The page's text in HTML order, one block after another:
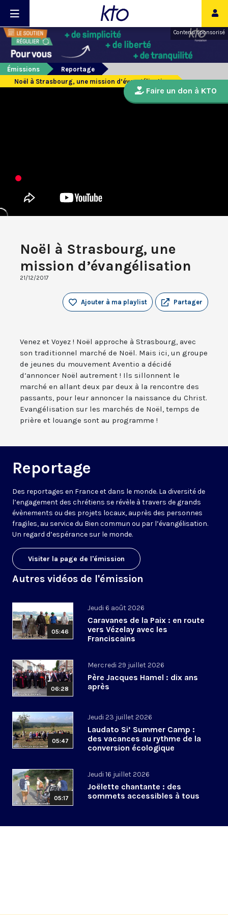
Contenu sponsorisé
Émissions
Reportage
Noël à Strasbourg, une mission d’évangélisation
Noël à Strasbourg, une
mission d’évangélisation
21/12/2017
Partager
Ajouter à ma playlist
Venez et Voyez ! Noël approche à Strasbourg, avec
son traditionnel marché de Noël. Mais ici, un groupe
de jeunes du mouvement Aventio a décidé
d’annoncer Noël autrement ! Ils sillonnent le
marché en allant deux par deux à la rencontre des
passants, pour leur annoncer la naissance du Christ.
Evangélisation sur les marchés de Noël, temps de
prière et louange sont au programme !
Reportage
Des reportages en France et dans le monde. La diversité de
l’engagement des chrétiens se révèle à travers de grands
évènements ou des projets locaux, auprès des personnes
fragiles, au service du Bien commun ou par l’évangélisation.
Un regard d’espérance sur le monde.
Visiter la page de l'émission
Autres vidéos de l'émission
05:46
Jeudi 6 août 2026
Caravanes de la Paix : en route
vers Vézelay avec les
Franciscains
06:28
Mercredi 29 juillet 2026
Père Jacques Hamel : dix ans
après
05:47
Jeudi 23 juillet 2026
Laudato Si’ Summer Camp :
des vacances au rythme de la
conversion écologique
05:17
Jeudi 16 juillet 2026
Joëlette chantante : des
sommets accessibles à tous
Faire un don à KTO